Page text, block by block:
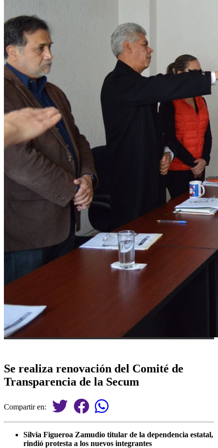
Se realiza renovación del Comité de
Transparencia de la Secum
Compartir en:
Silvia Figueroa Zamudio titular de la dependencia estatal,
rindió protesta a los nuevos integrantes